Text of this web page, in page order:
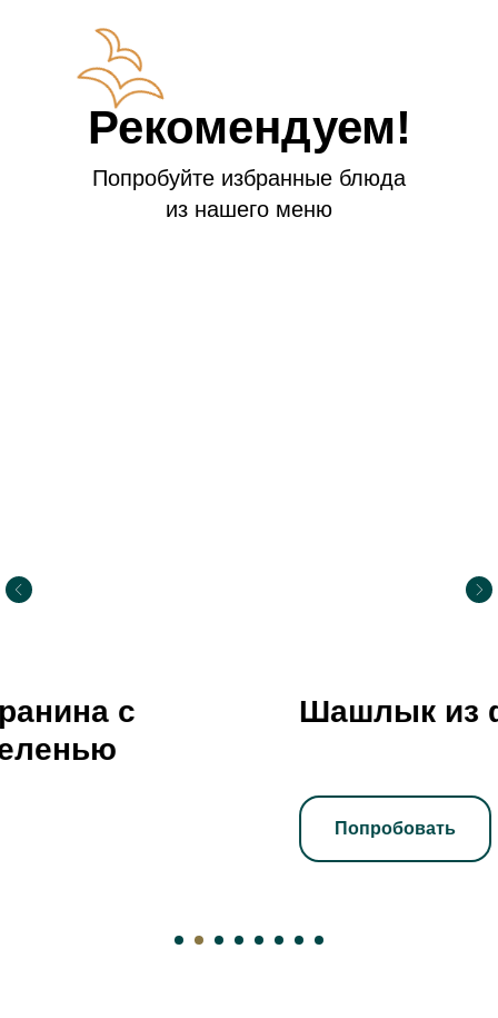
Рекомендуем!
Попробуйте избранные блюда
из нашего меню
Шашлык из форели